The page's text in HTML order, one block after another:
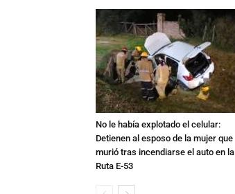
No le había explotado el celular:
Detienen al esposo de la mujer que
murió tras incendiarse el auto en la
Ruta E-53